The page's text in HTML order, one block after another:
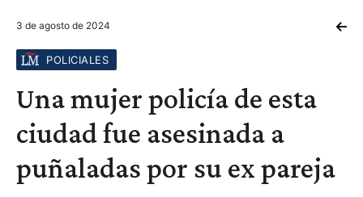
3 de agosto de 2024
POLICIALES
Una mujer policía de esta
ciudad fue asesinada a
puñaladas por su ex pareja